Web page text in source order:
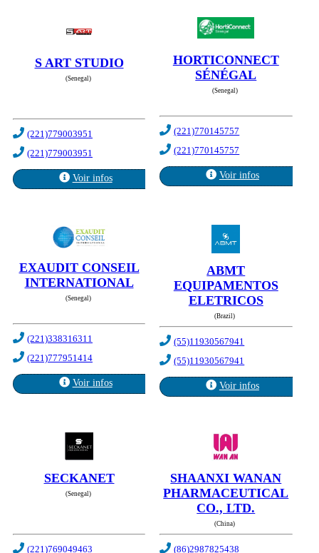
S ART STUDIO
(Senegal)
(221)779003951
(221)779003951
Voir infos
HORTICONNECT
SÉNÉGAL
(Senegal)
(221)770145757
(221)770145757
Voir infos
EXAUDIT CONSEIL
INTERNATIONAL
(Senegal)
(221)338316311
(221)777951414
Voir infos
ABMT
EQUIPAMENTOS
ELETRICOS
(Brazil)
(55)11930567941
(55)11930567941
Voir infos
SECKANET
(Senegal)
(221)769049463
SHAANXI WANAN
PHARMACEUTICAL
CO., LTD.
(China)
(86)2987825438